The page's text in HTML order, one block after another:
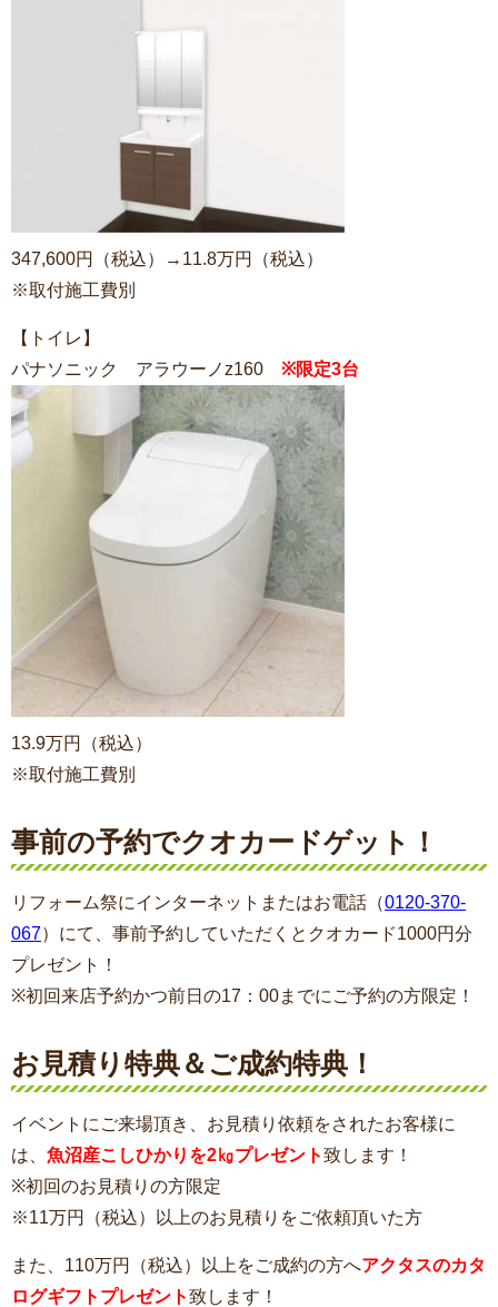
347,600円（税込）→11.8万円（税込）
※取付施工費別
【トイレ】
パナソニック アラウーノz160 ※限定3台
13.9万円（税込）
※取付施工費別
事前の予約でクオカードゲット！
リフォーム祭にインターネットまたはお電話（0120-370-
067）にて、事前予約していただくとクオカード1000円分
プレゼント！
※初回来店予約かつ前日の17：00までにご予約の方限定！
お見積り特典＆ご成約特典！
イベントにご来場頂き、お見積り依頼をされたお客様に
は、 魚沼産こしひかりを2㎏プレゼント致します！
※初回のお見積りの方限定
※11万円（税込）以上のお見積りをご依頼頂いた方
また、110万円（税込）以上をご成約の方へアクタスのカタ
ログギフトプレゼント致します！